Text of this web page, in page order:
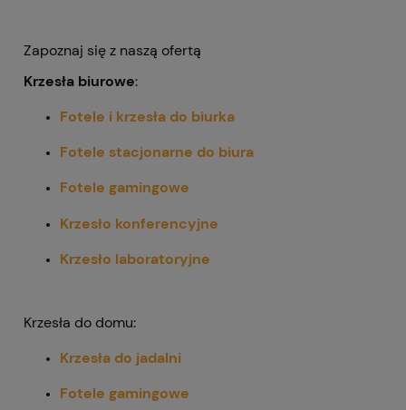
Zapoznaj się z naszą ofertą
Krzesła biurowe:
Fotele i krzesła do biurka
Fotele stacjonarne do biura
Fotele gamingowe
Krzesło konferencyjne
Krzesło laboratoryjne
Krzesła do domu:
Krzesła do jadalni
Fotele gamingowe